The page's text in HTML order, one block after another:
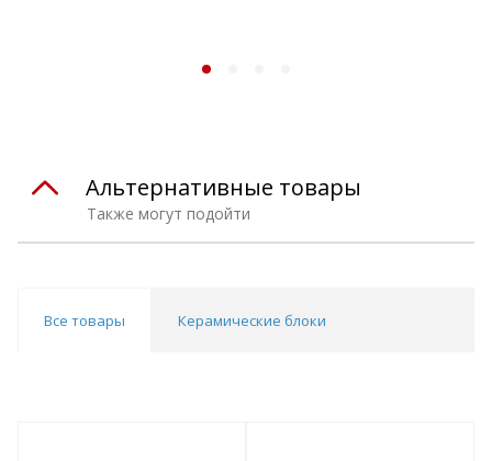
Также могут подойти
Альтернативные товары
Все товары Керамические блоки